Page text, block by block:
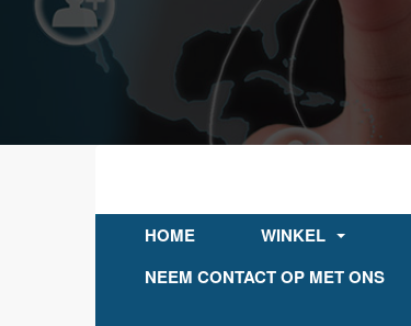
HOME WINKEL
NEEM CONTACT OP MET ONS